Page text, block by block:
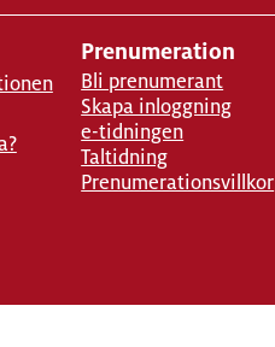
Prenumeration
Bli prenumerant
Skapa inloggning
e-tidningen
Taltidning
Prenumerationsvillkor